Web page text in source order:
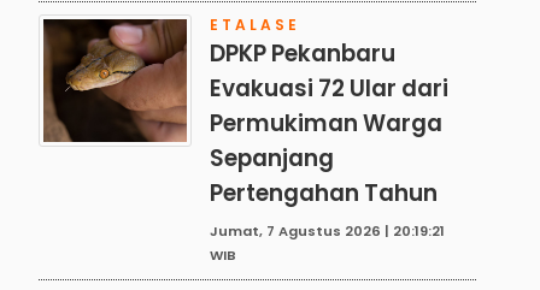
ETALASE
DPKP Pekanbaru
Evakuasi 72 Ular dari
Permukiman Warga
Sepanjang
Pertengahan Tahun
Jumat, 7 Agustus 2026 | 20:19:21
WIB